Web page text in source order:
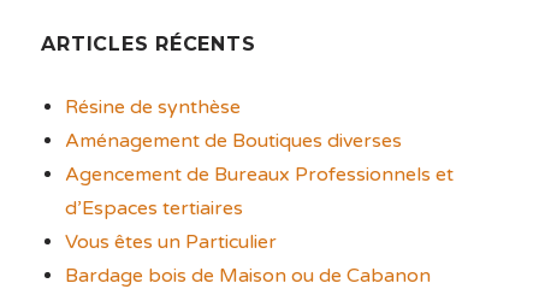
ARTICLES RÉCENTS
Résine de synthèse
Aménagement de Boutiques diverses
Agencement de Bureaux Professionnels et
d’Espaces tertiaires
Vous êtes un Particulier
Bardage bois de Maison ou de Cabanon